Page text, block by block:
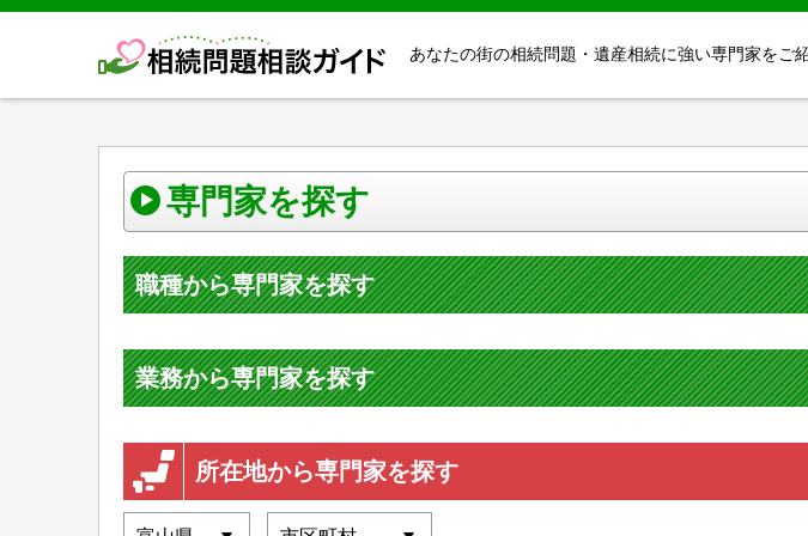
あなたの街の相続問題・遺産相続に強い専門家をご
専門家を探す
職種から専門家を探す
業務から専門家を探す
所在地から専門家を探す